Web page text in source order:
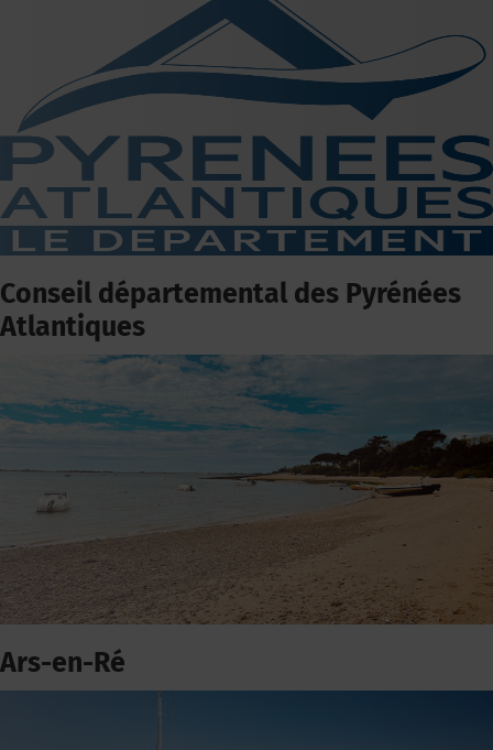
Conseil départemental des Pyrénées
Atlantiques
Ars-en-Ré